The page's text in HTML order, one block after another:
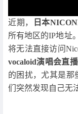
近期， 日本
所有地区的IP地址
将无法直接访问
vocaloid演唱会直播
的困扰，尤其是那
们突然发现自己无